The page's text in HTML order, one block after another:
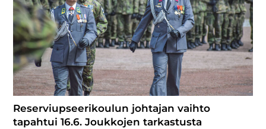
Reserviupseerikoulun johtajan vaihto
tapahtui 16.6. Joukkojen tarkastusta